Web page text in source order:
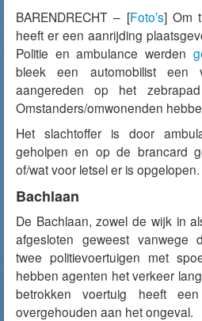
BARENDRECHT – [Foto’s] Om
heeft er een aanrijding
Politie en ambulance werden
bleek een automobilist een
aangereden op het
Omstanders/omwonenden
Het slachtoffer is door
geholpen en op de brancard
of/wat voor letsel er is opgelopen.
Bachlaan
De Bachlaan, zowel de wijk in
afgesloten geweest vanwege
twee politievoertuigen met
hebben agenten het verkeer
betrokken voertuig heeft
overgehouden aan het ongeval.